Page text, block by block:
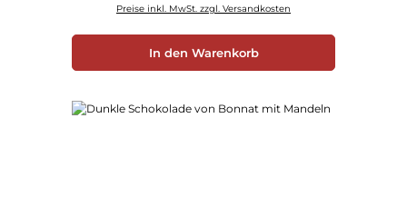
Preise inkl. MwSt. zzgl. Versandkosten
In den Warenkorb